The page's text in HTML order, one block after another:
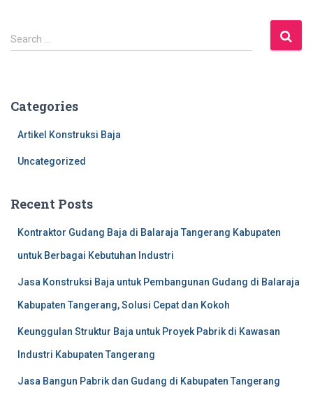
S
e
h
Search …
Categories
Artikel Konstruksi Baja
Uncategorized
Recent Posts
Kontraktor Gudang Baja di Balaraja Tangerang Kabupaten
untuk Berbagai Kebutuhan Industri
Jasa Konstruksi Baja untuk Pembangunan Gudang di Balaraja
Kabupaten Tangerang, Solusi Cepat dan Kokoh
Keunggulan Struktur Baja untuk Proyek Pabrik di Kawasan
Industri Kabupaten Tangerang
Jasa Bangun Pabrik dan Gudang di Kabupaten Tangerang